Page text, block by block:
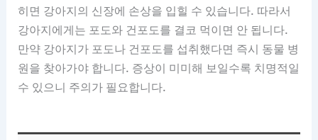
히면 강아지의 신장에 손상을 입힐 수 있습니다. 따라서
강아지에게는 포도와 건포도를 결코 먹이면 안 됩니다.
만약 강아지가 포도나 건포도를 섭취했다면 즉시 동물 병
원을 찾아가야 합니다. 증상이 미미해 보일수록 치명적일
수 있으니 주의가 필요합니다.